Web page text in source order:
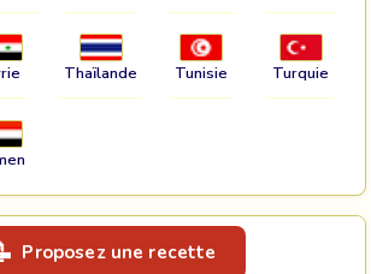
Thaïlande Tunisie Turquie
Proposez une recette